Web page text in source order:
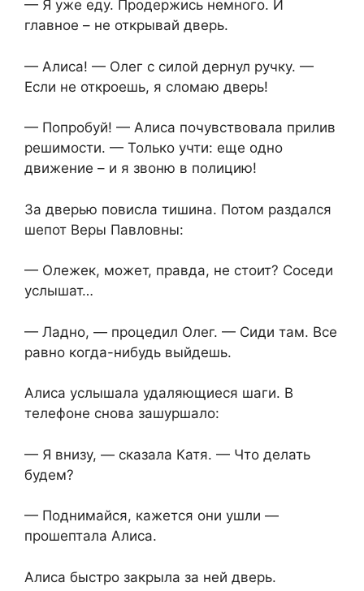
— Я уже еду. Продержись немного. И
главное – не открывай дверь.
— Алиса! — Олег с силой дернул ручку. —
Если не откроешь, я сломаю дверь!
— Попробуй! — Алиса почувствовала прилив
решимости. — Только учти: еще одно
движение – и я звоню в полицию!
За дверью повисла тишина. Потом раздался
шепот Веры Павловны:
— Олежек, может, правда, не стоит? Соседи
услышат…
— Ладно, — процедил Олег. — Сиди там. Все
равно когда-нибудь выйдешь.
Алиса услышала удаляющиеся шаги. В
телефоне снова зашуршало:
— Я внизу, — сказала Катя. — Что делать
будем?
— Поднимайся, кажется они ушли —
прошептала Алиса.
Алиса быстро закрыла за ней дверь.